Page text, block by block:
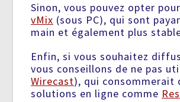
Sinon, vous pouvez opter
vMix (sous PC), qui sont
main et également plus
Enfin, si vous souhaitez
vous conseillons de ne pas
Wirecast), qui consommerait
solutions en ligne comme